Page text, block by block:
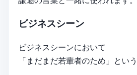
ビジネスシーン
ビジネスシーンにおいて
「まだまだ若輩者のため」という